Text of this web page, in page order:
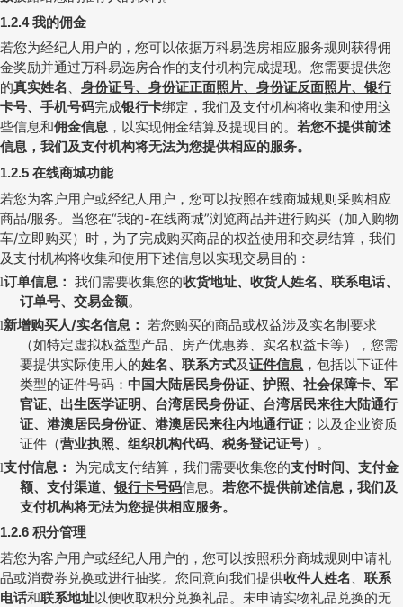
1.2.4我的佣金
若您为经纪人用户的，您可以依据万科易选房相应服务规则获得佣
金奖励并通过万科易选房合作的支付机构完成提现。您需要提供您
的真实姓名、 身份证号、身份证正面照片、身份证反面照片、银行
卡号、手机号码完成银行卡绑定，我们及支付机构将收集和使用这
些信息和佣金信息 ，以实现佣金结算及提现目的。 若您不提供前述
信息，我们及支付机构将无法为您提供相应的服务。
1.2.5 在线商城功能
若您为客户用户或经纪人用户，您可以按照在线商城规则采购相应
商品/服务。 当您在“我的-在线商城”浏览商品并进行购买（加入购物
车/立即购买）时，为了完成购买商品的权益使用和交易结算， 我们
及支付机构将收集和使用下述信息 以实现交易目的：
l订单信息： 我们需要收集您的收货地址、收货人姓名、联系电话、
订单号、交易金额。
l新增购买人/实名信息：
若您购买的商品或权益涉及实名制要求
（如特定虚拟权益型产品、房产优惠券、实名权益卡等），您需
要提供实际使用人的姓名、联系方式及证件信息 ，包括以下证件
类型的证件号码：中国大陆居民身份证、护照、社会保障卡、军
官证、出生医学证明、台湾居民身份证、台湾居民来往大陆通行
证、港澳居民身份证、港澳居民来往内地通行证 ；以及企业资质
证件（营业执照、组织机构代码、税务登记证号）。
l支付信息： 为完成支付结算，我们需要收集您的支付时间、支付金
额、支付渠道、银行卡号码信息。若您不提供前述信息，我们及
支付机构将无法为您提供相应服务。
1.2.6 积分管理
若您为客户用户或经纪人用户的，您可以按照积分商城规则申请礼
品或消费券兑换或进行抽奖。您同意向我们提供收件人姓名、 联系
电话和联系地址以便收取积分兑换礼品。未申请实物礼品兑换的无